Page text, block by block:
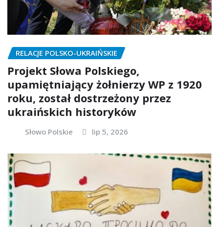
RELACJE POLSKO-UKRAIŃSKIE
Projekt Słowa Polskiego,
upamiętniający żołnierzy WP z 1920
roku, został dostrzeżony przez
ukraińskich historyków
Słowo Polskie lip 5, 2026